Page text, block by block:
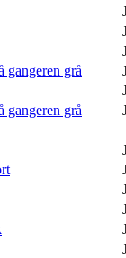
gangeren grå
gangeren grå